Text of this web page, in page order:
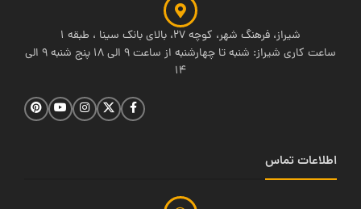
شیراز، فرهنگ شهر، کوچه 27، بالای بانک سینا ، طبقه 1
ساعت کاری شیراز: شنبه تا چهارشنبه از ساعت 9 الی 18 پنج شنبه 9 الی
14
اطلاعات تماس